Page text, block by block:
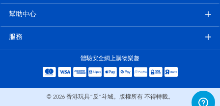
幫助中心
服務
體驗安全網上購物樂趣
© 2026 香港玩具“反”斗城。版權所有 不得轉載。